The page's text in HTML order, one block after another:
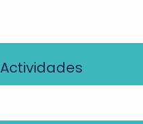
Actividades